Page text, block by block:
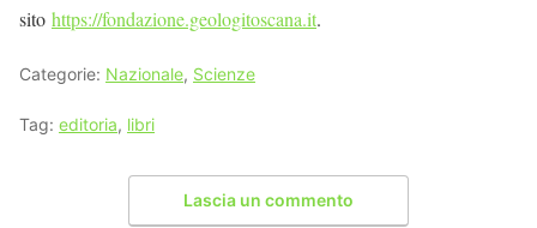
sito https://fondazione.geologitoscana.it.
Categorie: Nazionale, Scienze
Tag: editoria, libri
Lascia un commento